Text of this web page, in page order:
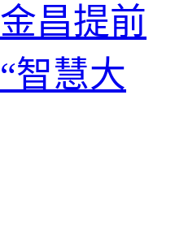
昌提前
智慧大